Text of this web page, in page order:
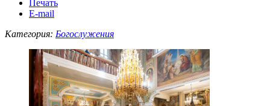
Печать
E-mail
Категория: Богослужения